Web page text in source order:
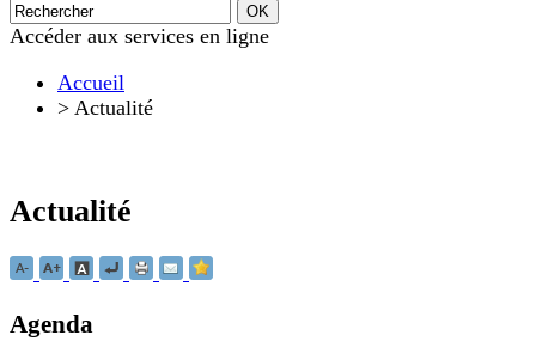
Accéder aux services en ligne
Accueil
> Actualité
Actualité
Agenda